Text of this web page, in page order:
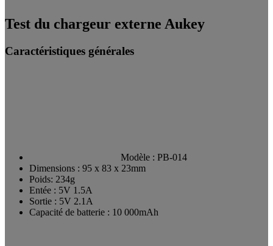
Test du chargeur externe Aukey
Caractéristiques générales
Modèle : PB-014
Dimensions : 95 x 83 x 23mm
Poids: 234g
Entée : 5V 1.5A
Sortie : 5V 2.1A
Capacité de batterie : 10 000mAh